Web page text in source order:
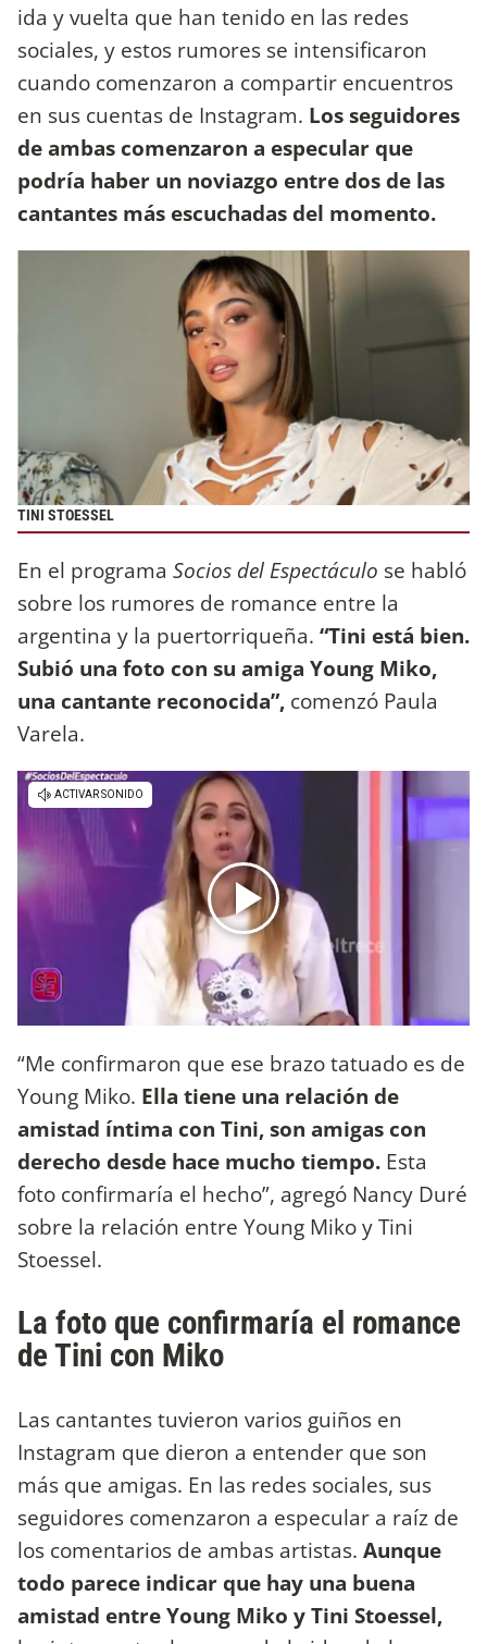
ida y vuelta que han tenido en las redes
sociales, y estos rumores se intensificaron
cuando comenzaron a compartir encuentros
en sus cuentas de Instagram. Los seguidores
de ambas comenzaron a especular que
podría haber un noviazgo entre dos de las
cantantes más escuchadas del momento.
TINI STOESSEL
En el programa Socios del Espectáculo se habló
sobre los rumores de romance entre la
argentina y la puertorriqueña. “Tini está bien.
Subió una foto con su amiga Young Miko,
una cantante reconocida”, comenzó Paula
Varela.
“Me confirmaron que ese brazo tatuado es de
Young Miko. Ella tiene una relación de
amistad íntima con Tini, son amigas con
derecho desde hace mucho tiempo. Esta
foto confirmaría el hecho”, agregó Nancy Duré
sobre la relación entre Young Miko y Tini
Stoessel.
La foto que confirmaría el romance
de Tini con Miko
Las cantantes tuvieron varios guiños en
Instagram que dieron a entender que son
más que amigas. En las redes sociales, sus
seguidores comenzaron a especular a raíz de
los comentarios de ambas artistas. Aunque
todo parece indicar que hay una buena
amistad entre Young Miko y Tini Stoessel,